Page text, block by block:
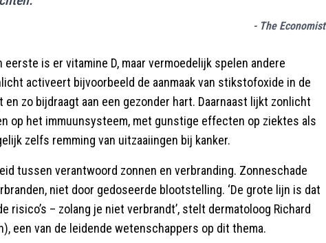
- The Economist
eerste is er vitamine D, maar vermoedelijk spelen andere
activeert bijvoorbeeld de aanmaak van stikstofoxide in de
en zo bijdraagt aan een gezonder hart. Daarnaast lijkt zonlicht
op het immuunsysteem, met gunstige effecten op ziektes als
zelfs remming van uitzaaiingen bij kanker.
tussen verantwoord zonnen en verbranding. Zonneschade
niet door gedoseerde blootstelling. ‘De grote lijn is dat
risico’s – zolang je niet verbrandt’, stelt dermatoloog Richard
een van de leidende wetenschappers op dit thema.